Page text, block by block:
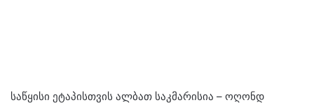
საწყისი ეტაპისთვის ალბათ საკმარისია – ოღონდ